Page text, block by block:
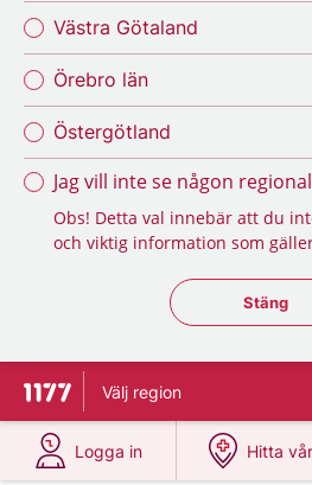
Västra Götaland
Örebro län
Östergötland
Jag vill inte se någon
Obs! Detta val innebär att du
och viktig information som
Stäng
Stäng
Till startsidan för 1177
Välj region
Logga in
på 1177.se
Hitta
på